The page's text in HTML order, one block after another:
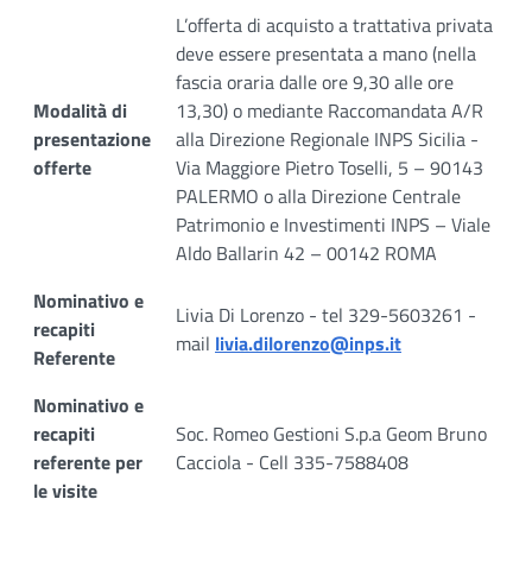
Modalità di
presentazione
offerte
L’offerta di acquisto a trattativa privata
deve essere presentata a mano (nella
fascia oraria dalle ore 9,30 alle ore
13,30) o mediante Raccomandata A/R
alla Direzione Regionale INPS Sicilia -
Via Maggiore Pietro Toselli, 5 – 90143
PALERMO o alla Direzione Centrale
Patrimonio e Investimenti INPS – Viale
Aldo Ballarin 42 – 00142 ROMA
Nominativo e
recapiti
Referente
Livia Di Lorenzo - tel 329-5603261 -
mail livia.dilorenzo@inps.it
Nominativo e
recapiti
referente per
le visite
Soc. Romeo Gestioni S.p.a Geom Bruno
Cacciola - Cell 335-7588408